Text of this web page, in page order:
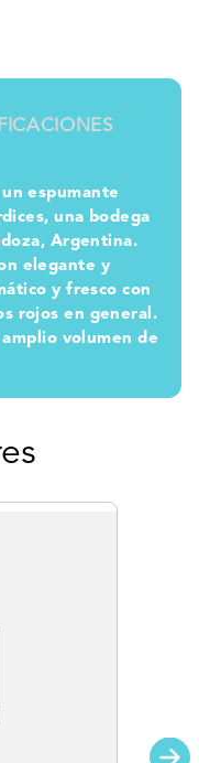
espumante
una bodega
Argentina.
elegante y
y fresco con
rojos en general.
volumen de